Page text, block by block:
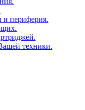
и периферия.
техники.